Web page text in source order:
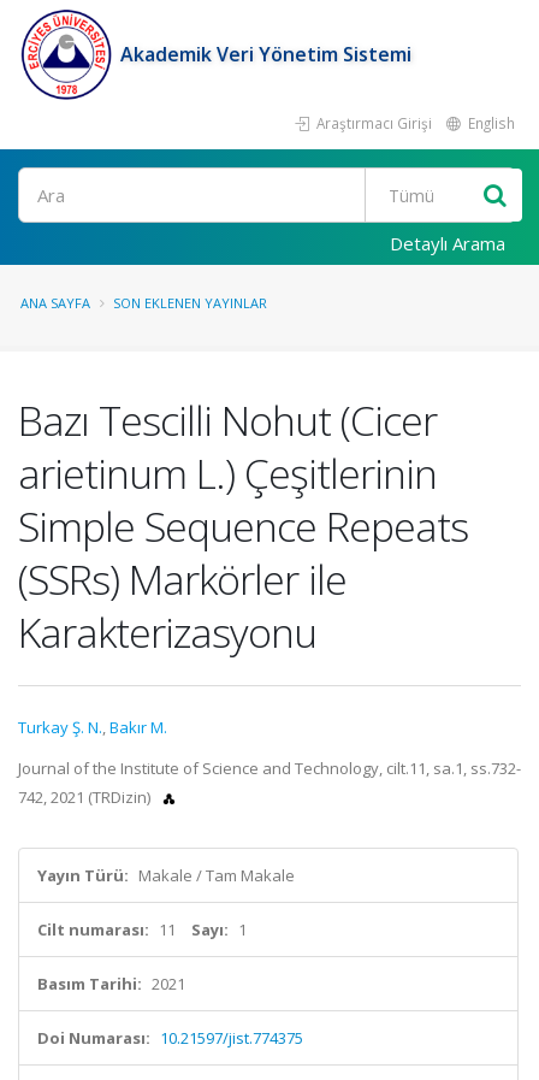
Akademik Veri Yönetim Sistemi
Araştırmacı Girişi English
Ara
Detaylı Arama
ANA SAYFA SON EKLENEN YAYINLAR
Bazı Tescilli Nohut (Cicer
arietinum L.) Çeşitlerinin
Simple Sequence Repeats
(SSRs) Markörler ile
Karakterizasyonu
Turkay Ş. N.,Bakır M.
Journal of the Institute of Science and Technology, cilt.11, sa.1, ss.732-
742, 2021 (TRDizin)
Yayın Türü: Makale / Tam Makale
Cilt numarası: 11 Sayı: 1
Basım Tarihi: 2021
Doi Numarası: 10.21597/jist.774375